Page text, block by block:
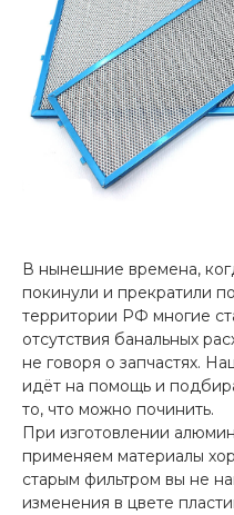
В нынешние времена,
покинули и прекратили
территории РФ многие
отсутствия банальных
не говоря о запчастях.
идёт на помощь и
то, что можно починить.
При изготовлении
применяем материалы
старым фильтром вы не
изменения в цвете